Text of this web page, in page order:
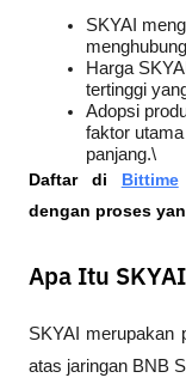
SKYAI
Harga
tertinggi
Adopsi
faktor
panjang.\
Daftar di
Bittime
dengan proses
Apa Itu
SKYAI merupakan
atas jaringan BNB